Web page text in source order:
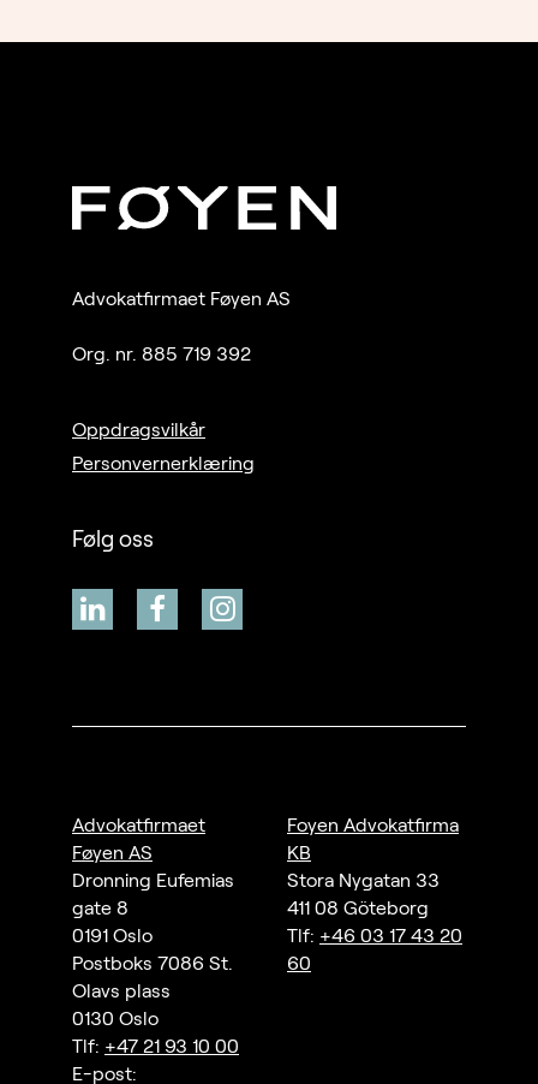
Advokatfirmaet Føyen AS
Org. nr. 885 719 392
Oppdragsvilkår
Personvernerklæring
Følg oss
Advokatfirmaet
Føyen AS
Dronning Eufemias
gate 8
0191 Oslo
Postboks 7086 St.
Olavs plass
0130 Oslo
Tlf: +47 21 93 10 00
E-post:
Foyen Advokatfirma
KB
Stora Nygatan 33
411 08 Göteborg
Tlf: +46 03 17 43 20
60